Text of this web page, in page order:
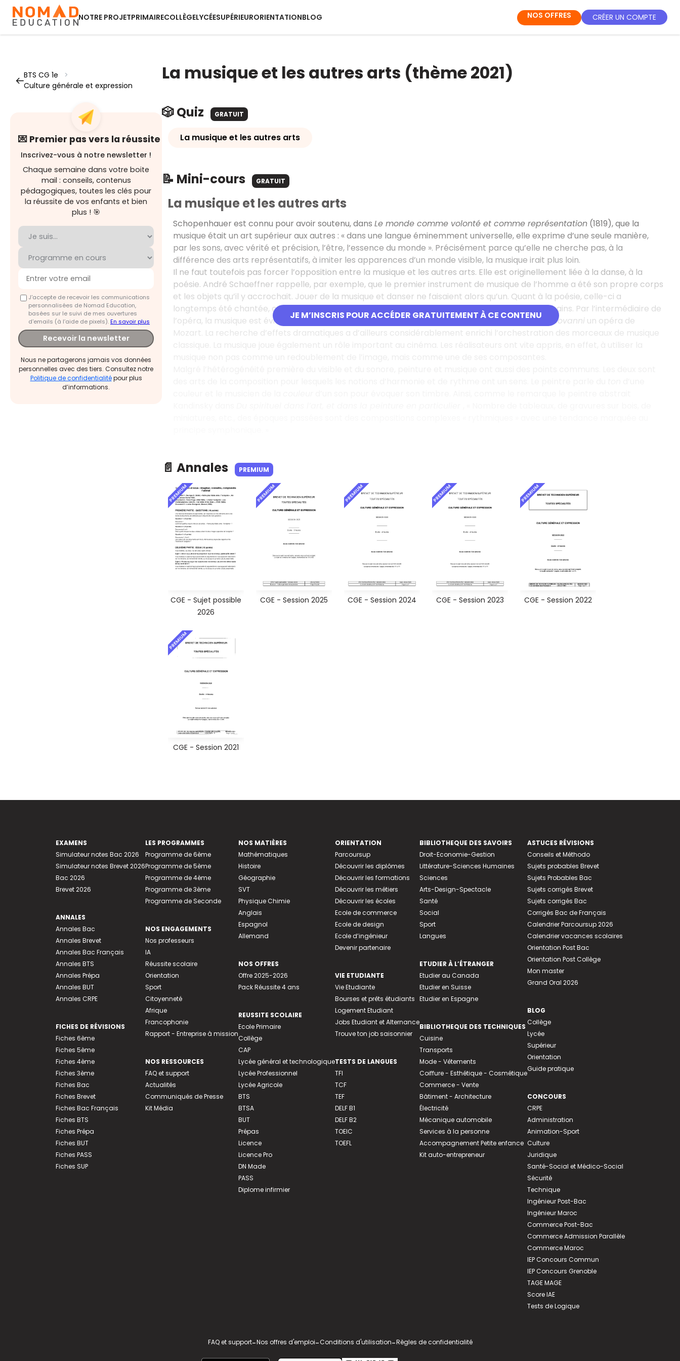
NOTRE PROJETPRIMAIRECOLLÈGELYCÉESUPÉRIEURORIENTATIONBLOG NOS OFFRES CRÉER UN COMPTE
BTS CG 1e
>
Culture générale et expression
💌 Premier pas vers la réussite
Inscrivez-vous à notre newsletter !
Chaque semaine dans votre boite
mail : conseils, contenus
pédagogiques, toutes les clés pour
la réussite de vos enfants et bien
plus ! 🎯
J'accepte de recevoir les communications
personnalisées de Nomad Education,
basées sur le suivi de mes ouvertures
d'emails (à l’aide de pixels).En savoir plus
Recevoir la newsletter
Nous ne partagerons jamais vos données
personnelles avec des tiers. Consultez notre
Politique de confidentialitépour plus
d’informations.
La musique et les autres arts (thème 2021)
🎲 Quiz GRATUIT
La musique et les autres arts
📝 Mini-cours GRATUIT
JE M’INSCRIS POUR ACCÉDER GRATUITEMENT À CE CONTENU
La musique et les autres arts
Schopenhauer est connu pour avoir soutenu, dans Le monde comme volonté et comme représentation(1819), que la
musique était un art supérieur aux autres : « dans une langue éminemment universelle, elle exprime d’une seule manière,
par les sons, avec vérité et précision, l’être, l’essence du monde ». Précisément parce qu’elle ne cherche pas, à la
différence des arts représentatifs, à imiter les apparences d’un monde visible, la musique irait plus loin.
Il ne faut toutefois pas forcer l’opposition entre la musique et les autres arts. Elle est originellement liée à la danse, à la
poésie. André Schaeffner rappelle, par exemple, que le premier instrument de musique de l’homme a été son propre corps
et les objets qu’il y accrochait. Jouer de la musique et danser ne faisaient alors qu’un. Quant à la poésie, celle-ci a
longtemps été chantée, comme en témoignent les pratiques des aèdes grecs et des griots africains. Par l’intermédiaire de
l’opéra, la musique est évidemment liée au théâtre.Dom Juanest une pièce de Molière etDon Giovanniun opéra de
Mozart. La recherche d’effets dramatiques a d’ailleurs considérablement enrichi l’orchestration des morceaux de musique
📄 Annales PREMIUM
PREMIUM
CGE - Sujet possible
2026
PREMIUM
CGE - Session 2025
PREMIUM
CGE - Session 2024
PREMIUM
CGE - Session 2023
PREMIUM
CGE - Session 2022
PREMIUM
CGE - Session 2021
EXAMENS
Simulateur notes Bac 2026
Simulateur notes Brevet 2026
Bac 2026
Brevet 2026
ANNALES
Annales Bac
Annales Brevet
Annales Bac Français
Annales BTS
Annales Prépa
Annales BUT
Annales CRPE
FICHES DE RÉVISIONS
Fiches 6ème
Fiches 5ème
Fiches 4ème
Fiches 3ème
Fiches Bac
Fiches Brevet
Fiches Bac Français
Fiches BTS
Fiches Prépa
Fiches BUT
Fiches PASS
Fiches SUP
LES PROGRAMMES
Programme de 6ème
Programme de 5ème
Programme de 4ème
Programme de 3ème
Programme de Seconde
NOS ENGAGEMENTS
Nos professeurs
IA
Réussite scolaire
Orientation
Sport
Citoyenneté
Afrique
Francophonie
Rapport - Entreprise à mission
NOS RESSOURCES
FAQ et support
Actualités
Communiqués de Presse
Kit Média
NOS MATIÈRES
Mathématiques
Histoire
Géographie
SVT
Physique Chimie
Anglais
Espagnol
Allemand
NOS OFFRES
Offre 2025-2026
Pack Réussite 4 ans
REUSSITE SCOLAIRE
Ecole Primaire
Collège
CAP
Lycée général et technologique
Lycée Professionnel
Lycée Agricole
BTS
BTSA
BUT
Prépas
Licence
Licence Pro
DN Made
PASS
Diplome infirmier
ORIENTATION
Parcoursup
Découvrir les diplômes
Découvrir les formations
Découvrir les métiers
Découvrir les écoles
Ecole de commerce
Ecole de design
Ecole d’ingénieur
Devenir partenaire
VIE ETUDIANTE
Vie Etudiante
Bourses et prêts étudiants
Logement Etudiant
Jobs Etudiant et Alternance
Trouve ton job saisonnier
TESTS DE LANGUES
TFI
TCF
TEF
DELF B1
DELF B2
TOEIC
TOEFL
BIBLIOTHEQUE DES SAVOIRS
Droit-Economie-Gestion
Littérature-Sciences Humaines
Sciences
Arts-Design-Spectacle
Santé
Social
Sport
Langues
ETUDIER À L’ÉTRANGER
Etudier au Canada
Etudier en Suisse
Etudier en Espagne
BIBLIOTHEQUE DES TECHNIQUES
Cuisine
Transports
Mode - Vêtements
Coiffure - Esthétique - Cosmétique
Commerce - Vente
Bâtiment - Architecture
Électricité
Mécanique automobile
Services à la personne
Accompagnement Petite enfance
Kit auto-entrepreneur
ASTUCES RÉVISIONS
Conseils et Méthodo
Sujets probables Brevet
Sujets Probables Bac
Sujets corrigés Brevet
Sujets corrigés Bac
Corrigés Bac de Français
Calendrier Parcoursup 2026
Calendrier vacances scolaires
Orientation Post Bac
Orientation Post Collège
Mon master
Grand Oral 2026
BLOG
Collège
Lycée
Supérieur
Orientation
Guide pratique
CONCOURS
CRPE
Administration
Animation-Sport
Culture
Juridique
Santé-Social et Médico-Social
Sécurité
Technique
Ingénieur Post-Bac
Ingénieur Maroc
Commerce Post-Bac
Commerce Admission Parallèle
Commerce Maroc
IEP Concours Commun
IEP Concours Grenoble
TAGE MAGE
Score IAE
Tests de Logique
FAQ et support-Nos offres d'emploi-Conditions d'utilisation-Règles de confidentialité